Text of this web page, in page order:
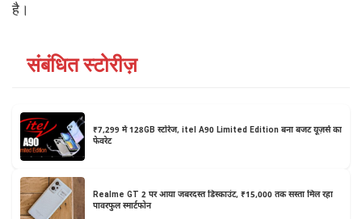
है।
संबंधित स्टोरीज़
₹7,299 में 128GB स्टोरेज, itel A90 Limited Edition बना बजट यूज़र्स का
फेवरेट
Realme GT 2 पर आया जबरदस्त डिस्काउंट, ₹15,000 तक सस्ता मिल रहा
पावरफुल स्मार्टफोन